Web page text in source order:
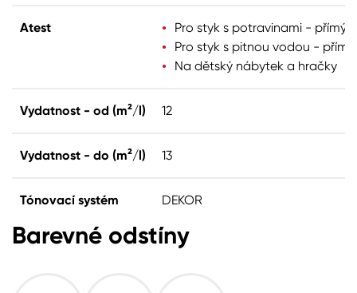
Atest
Pro styk s potravinami - přímý
Pro styk s pitnou vodou - přímý
Na dětský nábytek a hračky
Vydatnost - od (m²/l) 12
Vydatnost - do (m²/l) 13
Tónovací systém DEKOR
Barevné odstíny